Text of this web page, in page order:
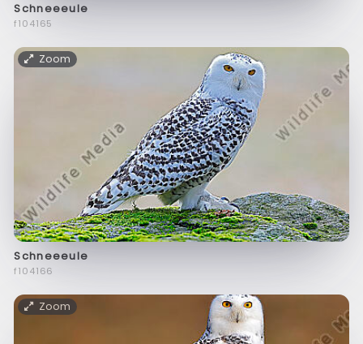
Schneeeule
f104165
Zoom
Schneeeule
f104166
Zoom